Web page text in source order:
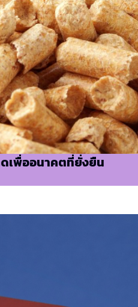
เพื่ออนาคตที่ยั่งยืน